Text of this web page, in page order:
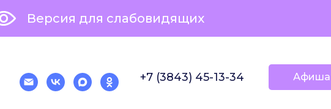
Версия для слабовидящих
+7 (3843) 45-13-34 Афиша